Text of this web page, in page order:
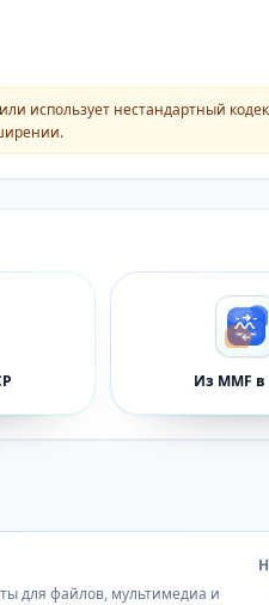
использует нестандартный
Из MMF в
для файлов, мультимедиа и